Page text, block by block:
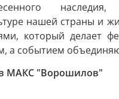
наследия,
нашей страны и
который делает
а событием
МАКС "Ворошилов"